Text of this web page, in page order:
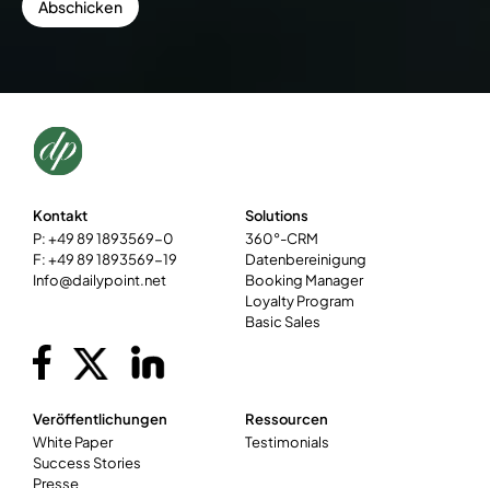
Kontakt
P: +49 89 1893569-0
F: +49 89 1893569-19
Info@dailypoint.net
Solutions
360°-CRM
Datenbereinigung
Booking Manager
Loyalty Program
Basic Sales
Veröffentlichungen
White Paper
Success Stories
Presse
Ressourcen
Testimonials